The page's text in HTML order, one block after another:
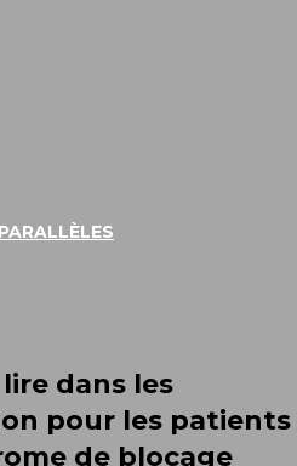
dans les
pour les patients
de blocage